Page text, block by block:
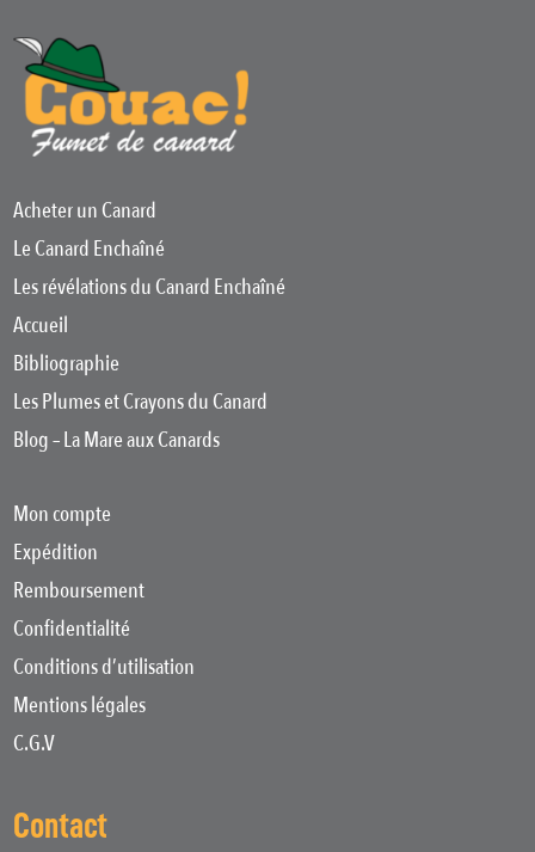
Acheter un Canard
Le Canard Enchaîné
Les révélations du Canard Enchaîné
Accueil
Bibliographie
Les Plumes et Crayons du Canard
Blog – La Mare aux Canards
Mon compte
Expédition
Remboursement
Confidentialité
Conditions d’utilisation
Mentions légales
C.G.V
Contact